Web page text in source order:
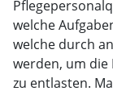
welche
welche durch
werden, um die
zu entlasten.